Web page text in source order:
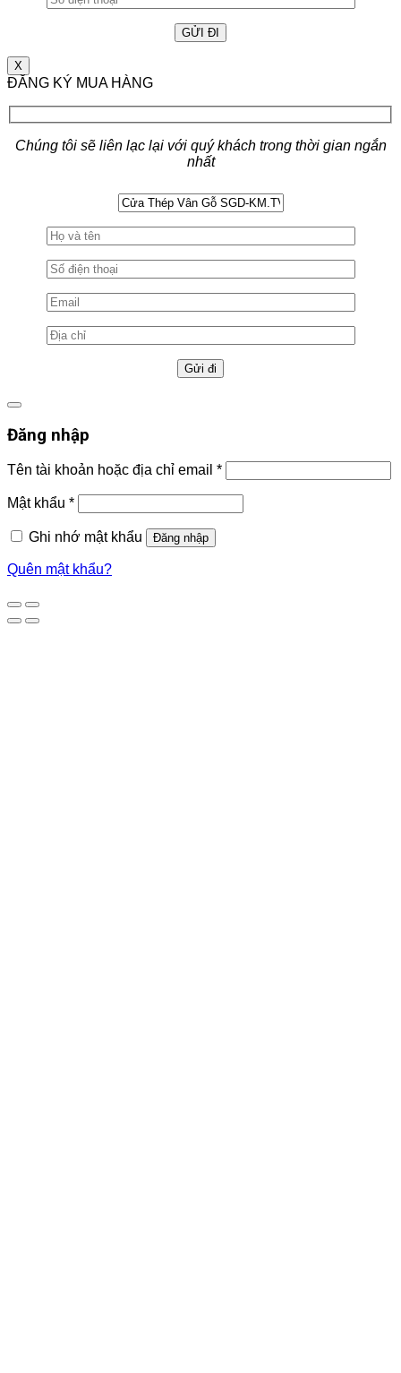
X
ĐĂNG KÝ MUA HÀNG
Chúng tôi sẽ liên lạc lại với quý khách trong thời gian ngắn
nhất
Đăng nhập
Tên tài khoản hoặc địa chỉ email *
Mật khẩu *
Ghi nhớ mật khẩu Đăng nhập
Quên mật khẩu?